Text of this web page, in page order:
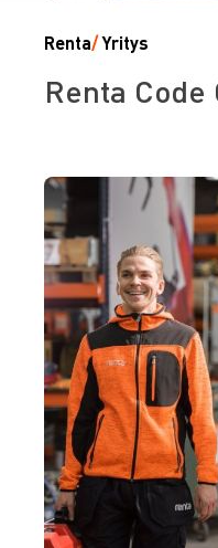
Renta/Yritys
Renta Code